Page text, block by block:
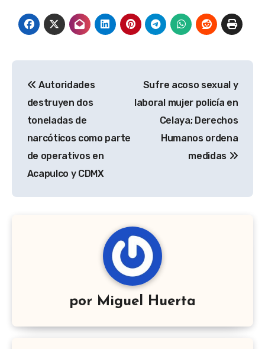
de
entradas
Autoridades
destruyen dos
toneladas de
narcóticos como parte
de operativos en
Acapulco y CDMX
Sufre acoso sexual y
laboral mujer policía en
Celaya; Derechos
Humanos ordena
medidas
por Miguel Huerta